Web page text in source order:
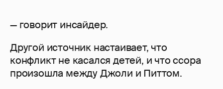
— говорит инсайдер.
Другой источник настаивает, что
конфликт не касался детей, и что ссора
произошла между Джоли и Питтом.